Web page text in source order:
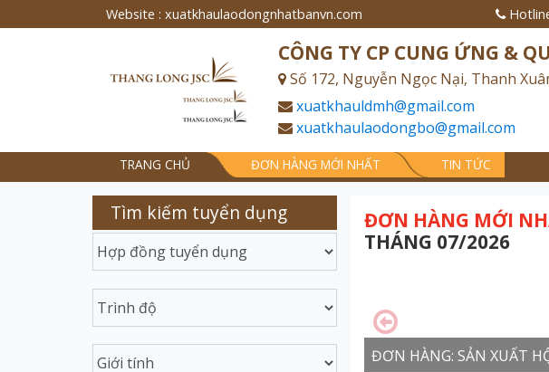
Website : xuatkhaulaodongnhatbanvn.com
CÔNG TY CP CUNG ỨNG &
Số 172, Nguyễn Ngọc Nại, Thanh
xuatkhauldmh@gmail.com
xuatkhaulaodongbo@gmail.com
TRANG CHỦ ĐƠN HÀNG MỚI NHẤT TIN TỨC
Tìm kiếm tuyển dụng ĐƠN HÀNG MỚI
THÁNG 07/2026
ĐƠN HÀNG: SẢN XUẤT